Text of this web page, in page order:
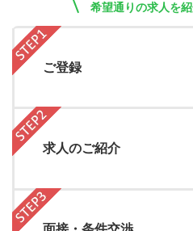
希望通りの求人を
ご登録
求人のご紹介